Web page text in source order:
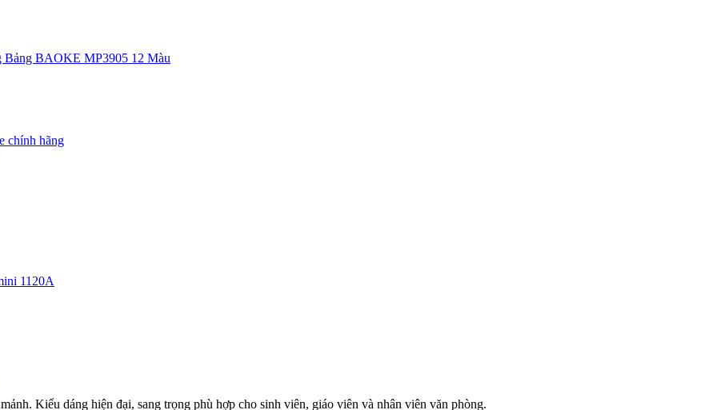
Bảng BAOKE MP3905 12 Màu
chính hãng
1120A
Kiểu dáng hiện đại, sang trọng phù hợp cho sinh viên, giáo viên và nhân viên văn phòng.